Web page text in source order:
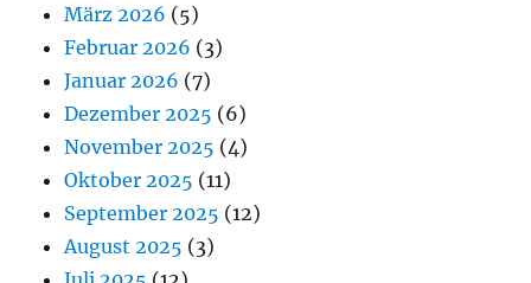
März 2026 (5)
Februar 2026 (3)
Januar 2026 (7)
Dezember 2025 (6)
November 2025 (4)
Oktober 2025 (11)
September 2025 (12)
August 2025 (3)